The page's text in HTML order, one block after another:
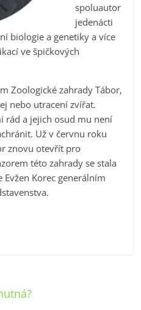
spoluautor
jedenácti
biologie a genetiky a více
ve špičkových
Zoologické zahrady Tábor,
nebo utracení zvířat.
rád a jejich osud mu není
Už v červnu roku
znovu otevřít pro
této zahrady se stala
Evžen Korec generálním